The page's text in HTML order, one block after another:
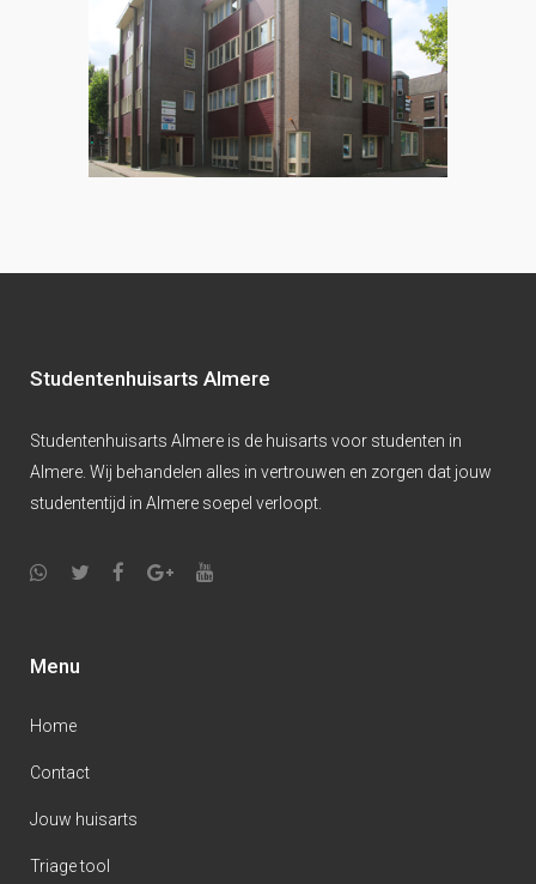
Studentenhuisarts Almere
Studentenhuisarts Almere is de huisarts voor studenten in
Almere. Wij behandelen alles in vertrouwen en zorgen dat jouw
studententijd in Almere soepel verloopt.
Menu
Home
Contact
Jouw huisarts
Triage tool